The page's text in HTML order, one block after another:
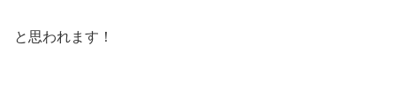
と思われます！